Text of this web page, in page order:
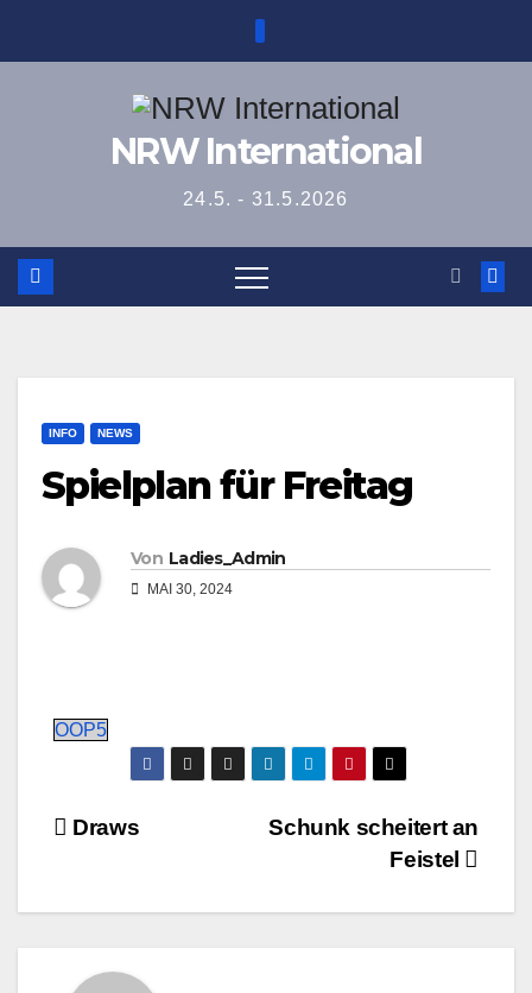
NRW International
24.5. - 31.5.2026
INFO NEWS
Spielplan für Freitag
Von Ladies_Admin
MAI 30, 2024
OOP5
Beitragsnavigation
Schunk scheitert an
Feistel
Draws